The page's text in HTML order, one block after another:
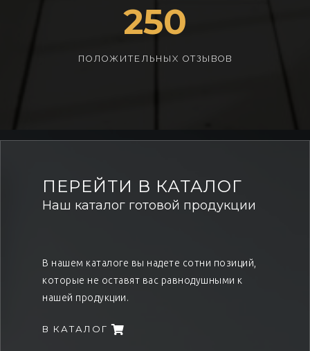
250
ПОЛОЖИТЕЛЬНЫХ ОТЗЫВОВ
ПЕРЕЙТИ В КАТАЛОГ
Наш каталог готовой продукции
В нашем каталоге вы надете сотни позиций,
которые не оставят вас равнодушными к
нашей продукции.
В КАТАЛОГ